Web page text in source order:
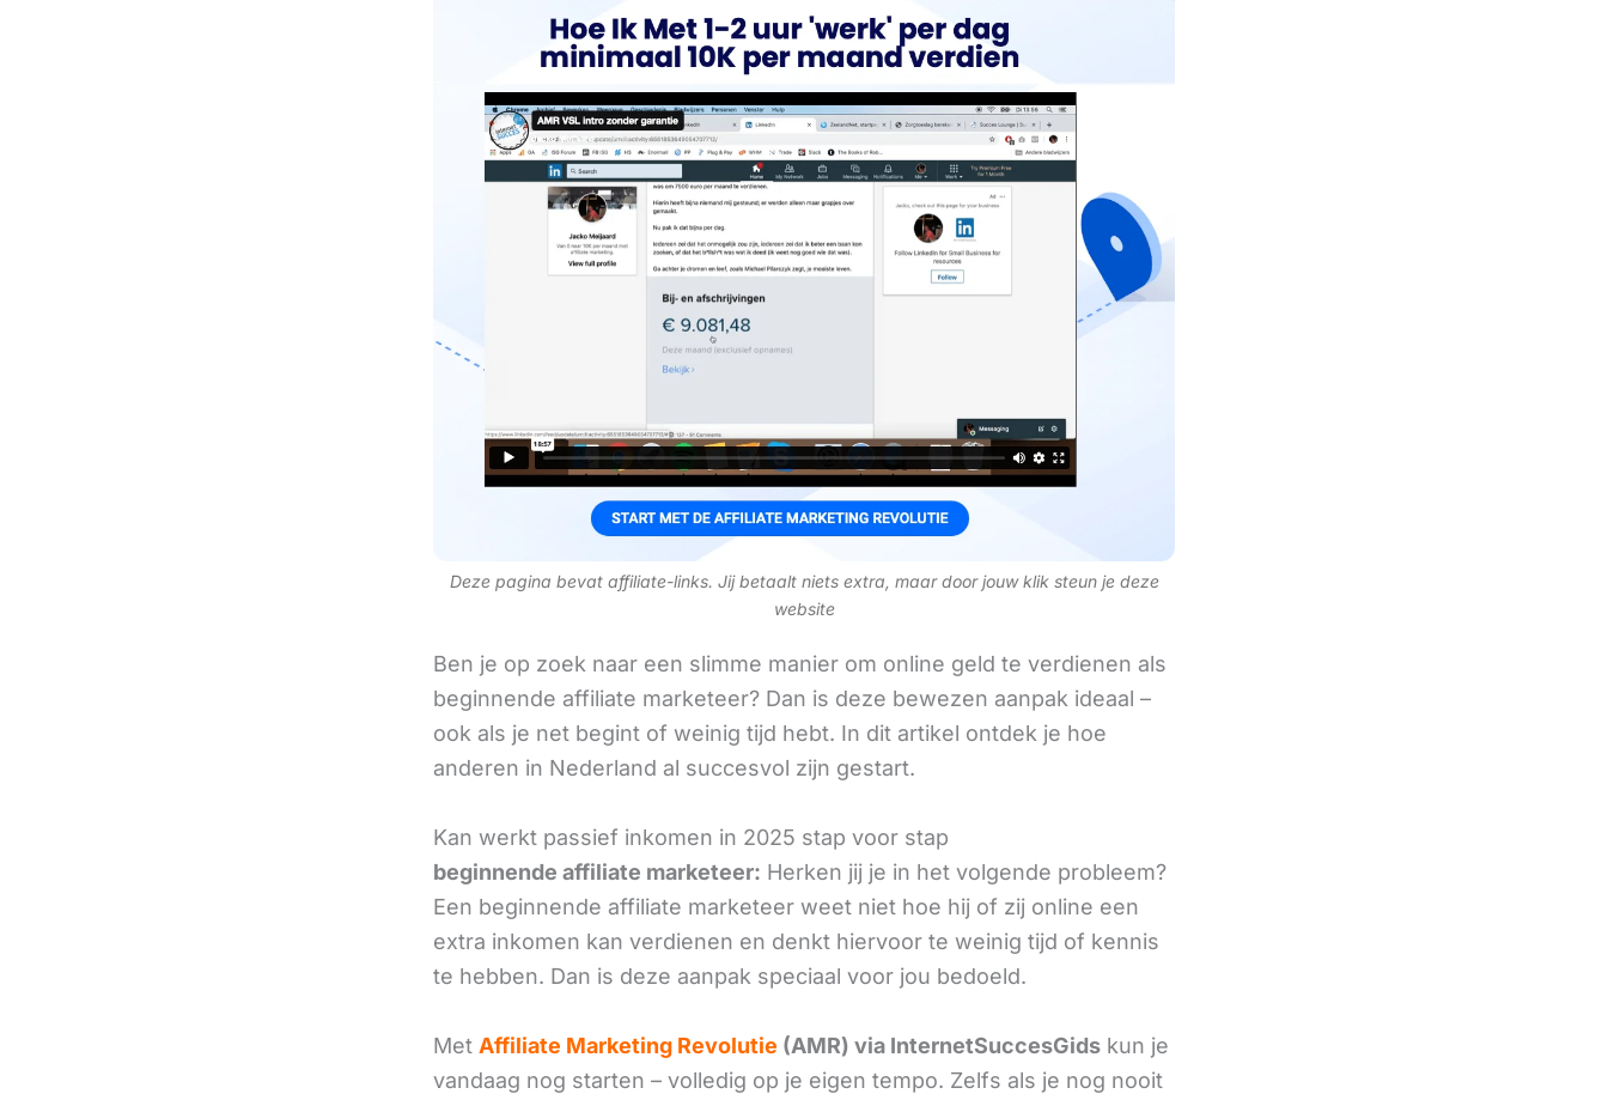
Deze pagina bevat affiliate-links. Jij betaalt niets extra, maar door jouw klik steun je deze
website
Ben je op zoek naar een slimme manier om online geld te verdienen als
beginnende affiliate marketeer? Dan is deze bewezen aanpak ideaal –
ook als je net begint of weinig tijd hebt. In dit artikel ontdek je hoe
anderen in Nederland al succesvol zijn gestart.
Kan werkt passief inkomen in 2025 stap voor stap
beginnende affiliate marketeer: Herken jij je in het volgende probleem?
Een beginnende affiliate marketeer weet niet hoe hij of zij online een
extra inkomen kan verdienen en denkt hiervoor te weinig tijd of kennis
te hebben. Dan is deze aanpak speciaal voor jou bedoeld.
Met Affiliate Marketing Revolutie (AMR) via InternetSuccesGids kun je
vandaag nog starten – volledig op je eigen tempo. Zelfs als je nog nooit